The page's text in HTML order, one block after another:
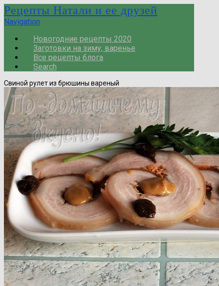
Рецепты Натали и ее друзей
Navigation
Новогодние рецепты 2020
Заготовки на зиму, варенье
Все рецепты блога
Search
Свиной рулет из брюшины вареный